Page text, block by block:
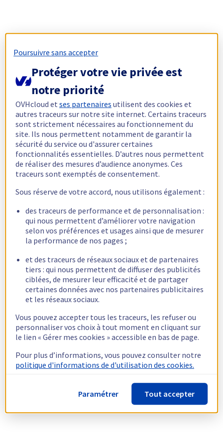
Poursuivre sans accepter
Protéger votre vie privée est
notre priorité
OVHcloud etses partenaires utilisent des cookies et
autres traceurs sur notre site internet. Certains traceurs
sont strictement nécessaires au fonctionnement du
site. Ils nous permettent notamment de garantir la
sécurité du service ou d'assurer certaines
fonctionnalités essentielles. D’autres nous permettent
de réaliser des mesures d’audience anonymes. Ces
traceurs sont exemptés de consentement.
Sous réserve de votre accord, nous utilisons également :
des traceurs de performance et de personnalisation :
qui nous permettent d’améliorer votre navigation
selon vos préférences et usages ainsi que de mesurer
la performance de nos pages ;
et des traceurs de réseaux sociaux et de partenaires
tiers : qui nous permettent de diffuser des publicités
ciblées, de mesurer leur efficacité et de partager
certaines données avec nos partenaires publicitaires
et les réseaux sociaux.
Vous pouvez accepter tous les traceurs, les refuser ou
personnaliser vos choix à tout moment en cliquant sur
le lien « Gérer mes cookies » accessible en bas de page.
Pour plus d’informations, vous pouvez consulter notre
politique d'informations de d'utilisation des cookies.
Paramétrer Tout accepter